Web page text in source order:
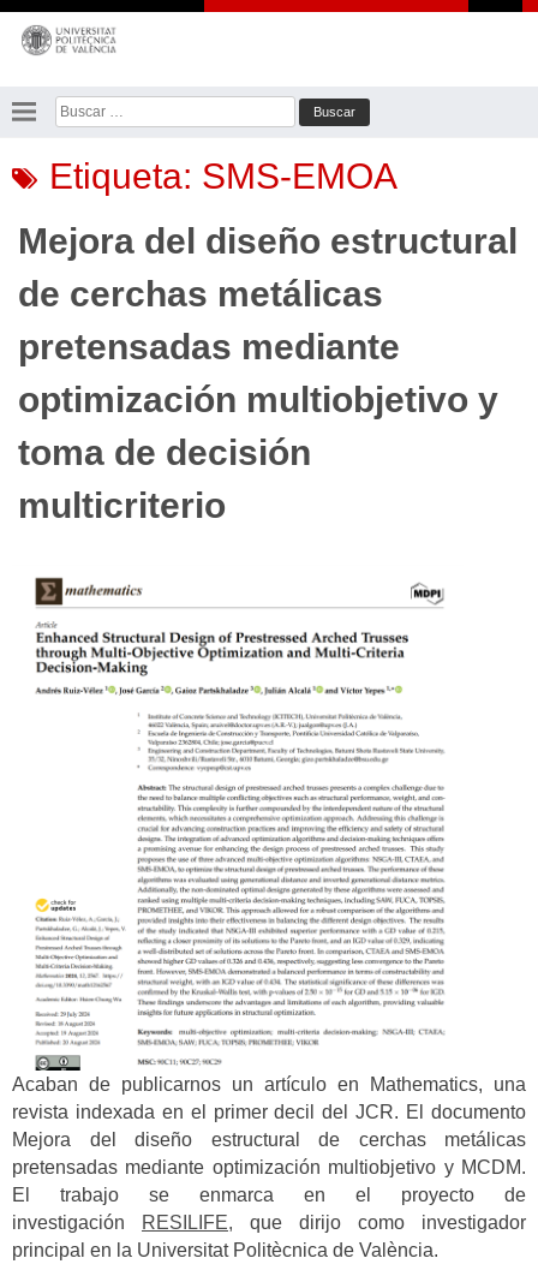
Saltar
contenido
Buscar:
Etiqueta: SMS-EMOA
Mejora del diseño estructural
de cerchas metálicas
pretensadas mediante
optimización multiobjetivo y
toma de decisión
multicriterio
Acaban de publicarnos un artículo en Mathematics, una
revista indexada en el primer decil del JCR. El documento
Mejora del diseño estructural de cerchas metálicas
pretensadas mediante optimización multiobjetivo y MCDM.
El trabajo se enmarca en el proyecto de
investigación
RESILIFE, que dirijo como investigador
principal en la Universitat Politècnica de València.